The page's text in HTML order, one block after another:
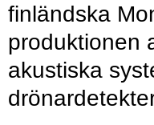
finländska
produktionen
akustiska